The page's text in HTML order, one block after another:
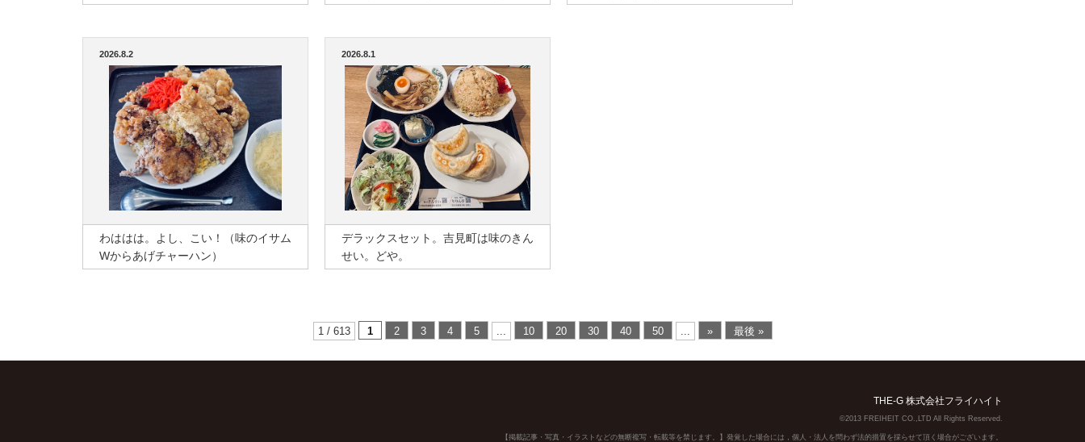
2026.8.2
わははは。よし、こい！（味のイサム
Wからあげチャーハン）
2026.8.1
デラックスセット。吉見町は味のきん
せい。どや。
1 / 613 1 2 3 4 5 ... 10 20 30 40 50 ... » 最後 »
THE-G 株式会社フライハイト
©2013 FREIHEIT CO.,LTD All Rights Reserved.
【掲載記事・写真・イラストなどの無断複写・転載等を禁じます。】発覚した場合には，個人・法人を問わず法的措置を採らせて頂く場合がございます。